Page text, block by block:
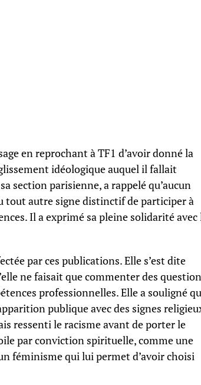
en reprochant à TF1 d’avoir donné la
idéologique auquel il fallait
section parisienne, a rappelé qu’aucun
tout autre signe distinctif de participer à
Il a exprimé sa pleine solidarité avec
par ces publications. Elle s’est dite
ne faisait que commenter des
professionnelles. Elle a souligné
publique avec des signes
ressenti le racisme avant de porter le
par conviction spirituelle, comme une
féminisme qui lui permet d’avoir choisi